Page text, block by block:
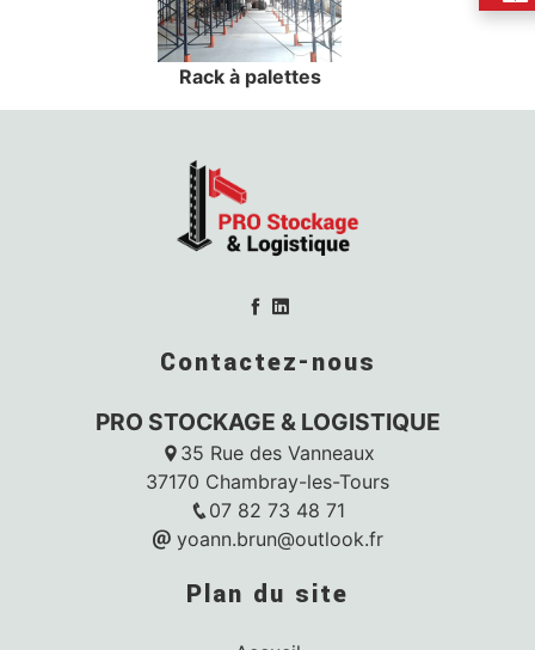
Rack à palettes
Contactez-nous
PRO STOCKAGE & LOGISTIQUE
35 Rue des Vanneaux
37170 Chambray-les-Tours
07 82 73 48 71
yoann.brun@outlook.fr
Plan du site